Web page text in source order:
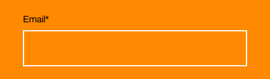
Email*